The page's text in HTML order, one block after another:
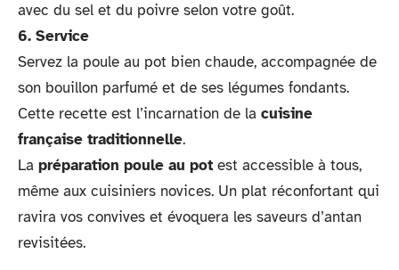
avec du sel et du poivre selon votre goût.
6. Service
Servez la poule au pot bien chaude, accompagnée de
son bouillon parfumé et de ses légumes fondants.
Cette recette est l’incarnation de la cuisine
française traditionnelle.
La préparation poule au pot est accessible à tous,
même aux cuisiniers novices. Un plat réconfortant qui
ravira vos convives et évoquera les saveurs d’antan
revisitées.